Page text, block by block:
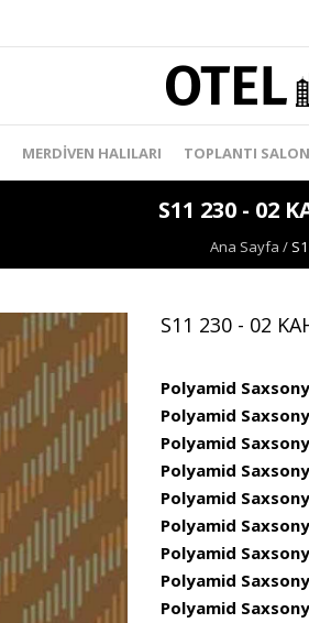
MERDIVEN HALILARI TOPLANTI
S11 230 - 02
Ana Sayfa /
S11 230 - 02
Polyamid
Polyamid
Polyamid
Polyamid
Polyamid
Polyamid
Polyamid
Polyamid
Polyamid